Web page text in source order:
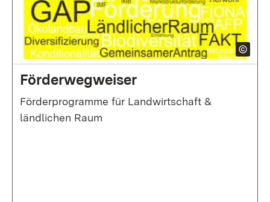
Förderwegweiser
Förderprogramme für Landwirtschaft &
ländlichen Raum